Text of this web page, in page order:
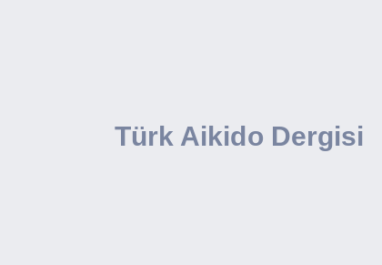
Türk Aikido Dergisi